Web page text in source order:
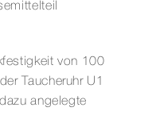
von 100
Taucheruhr U1
angelegte